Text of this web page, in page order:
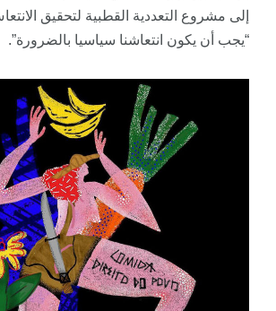
إلى مشروع التعددية القطبية لتحقيق
“يجب أن يكون انتعاشنا سياسيا بالضرورة”.